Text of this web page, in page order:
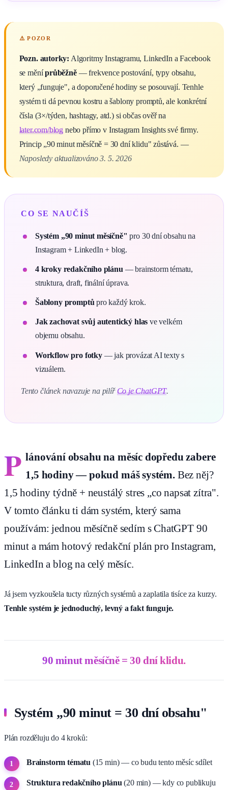
Pozn. autorky: Algoritmy Instagramu, LinkedIn a Facebook
se měníprůběžně— frekvence postování, typy obsahu,
který „funguje", a doporučené hodiny se posouvají. Tenhle
systém ti dá pevnou kostru a šablony promptů, ale konkrétní
čísla (3×/týden, hashtagy, atd.) si občas ověř na
later.com/blog nebo přímo v Instagram Insights své firmy.
Princip „90 minut měsíčně = 30 dní klidu" zůstává. —
Naposledy aktualizováno 3. 5. 2026
CO SE NAUČÍŠ
Systém „90 minut měsíčně" pro 30 dní obsahu na
Instagram + LinkedIn + blog.
4 kroky redakčního plánu — brainstorm tématu,
struktura, draft, finální úprava.
Šablony promptů pro každý krok.
Jak zachovat svůj autentický hlas ve velkém
objemu obsahu.
Workflow pro fotky— jak provázat AI texty s
vizuálem.
Tento článek navazuje na pilířCo je ChatGPT.
P lánování obsahu na měsíc dopředu zabere
1,5 hodiny — pokud máš systém. Bez něj?
1,5 hodiny týdně + neustálý stres „co napsat zítra".
V tomto článku ti dám systém, který sama
používám: jednou měsíčně sedím s ChatGPT 90
minut a mám hotový redakční plán pro Instagram,
LinkedIn a blog na celý měsíc.
Já jsem vyzkoušela tucty různých systémů a zaplatila tisíce za kurzy.
Tenhle systém je jednoduchý, levný a fakt funguje.
90 minut měsíčně = 30 dní klidu.
Systém „90 minut = 30 dní obsahu"
Plán rozděluju do 4 kroků:
Brainstorm tématu (15 min) — co budu tento měsíc sdílet
Struktura redakčního plánu (20 min) — kdy co publikuju